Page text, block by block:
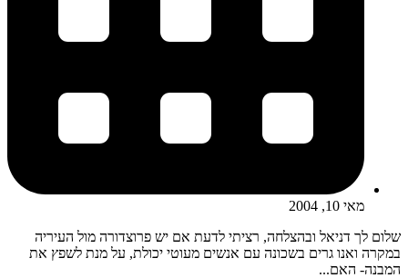
מאי 10, 2004
שלום לך דניאל ובהצלחה, רציתי לדעת אם יש פרוצדורה מול העיריה
במקרה ואנו גרים בשכונה עם אנשים מעוטי יכולת, על מנת לשפץ את
המבנה- האם...